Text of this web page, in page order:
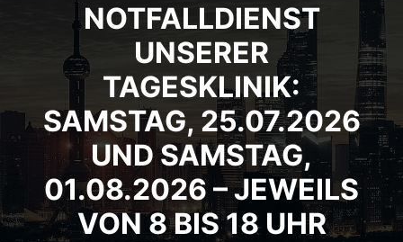
NOTFALLDIENST
UNSERER
TAGESKLINIK:
SAMSTAG, 25.07.2026
UND SAMSTAG,
01.08.2026 – JEWEILS
VON 8 BIS 18 UHR